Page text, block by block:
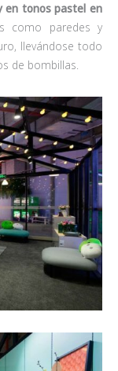
en tonos pastel en
como paredes y
llevándose todo
de bombillas.